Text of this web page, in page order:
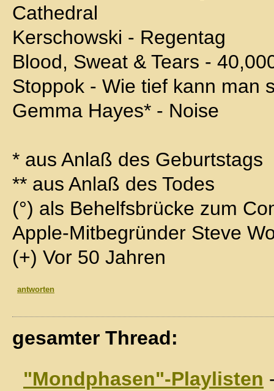
Cathedral
Kerschowski - Regentag
Blood, Sweat & Tears -
Stoppok - Wie tief kann man
Gemma Hayes* - Noise
* aus Anlaß des Geburtstags
** aus Anlaß des Todes
(°) als Behelfsbrücke zum
Apple-Mitbegründer Steve
(+) Vor 50 Jahren
antworten
gesamter Thread:
"Mondphasen"-Playlisten